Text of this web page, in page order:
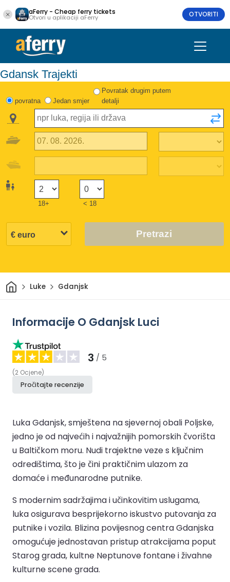
aFerry - Cheap ferry tickets
Otvori u aplikaciji aFerry OTVORITI
Gdansk Trajekti
povratna Jedan smjer
Povratak drugim putem
detalji
18+ < 18
Pretrazi
DomLuke Gdanjsk
Informacije O Gdanjsk Luci
3 / 5
(2 Ocjene)
Pročitajte recenzije
Luka Gdanjsk, smještena na sjevernoj obali Poljske,
jedno je od najvećih i najvažnijih pomorskih čvorišta
u Baltičkom moru. Nudi trajektne veze s ključnim
odredištima, što je čini praktičnim ulazom za
domaće i međunarodne putnike.
S modernim sadržajima i učinkovitim uslugama,
luka osigurava besprijekorno iskustvo putovanja za
putnike i vozila. Blizina povijesnog centra Gdanjska
omogućuje jednostavan pristup atrakcijama poput
Starog grada, kultne Neptunove fontane i živahne
kulturne scene grada.